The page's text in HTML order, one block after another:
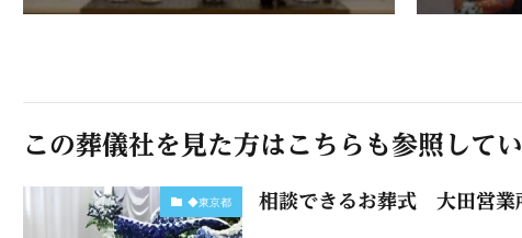
この葬儀社を見た方はこちらも参照して
◆東京都 相談できるお葬式 大田営業